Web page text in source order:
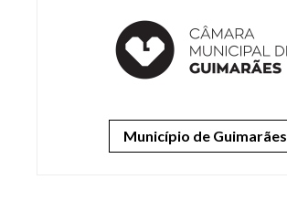
Município de Guimarães